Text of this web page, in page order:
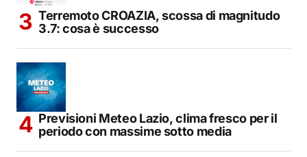
Terremoto CROAZIA, scossa di magnitudo
3.7: cosa è successo
Previsioni Meteo Lazio, clima fresco per il
periodo con massime sotto media